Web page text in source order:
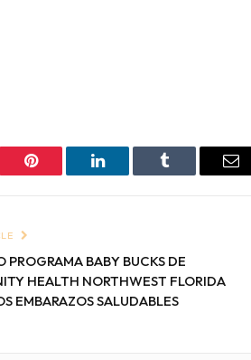
Pinterest LinkedIn Tumblr
PROGRAMA BABY BUCKS DE
HEALTH NORTHWEST FLORIDA
EMBARAZOS SALUDABLES